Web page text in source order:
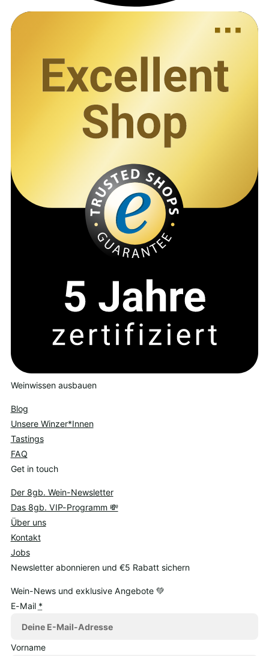
Weinwissen ausbauen
Blog
Unsere Winzer*Innen
Tastings
FAQ
Get in touch
Der 8gb. Wein-Newsletter
Das 8gb. VIP-Programm 💸
Über uns
Kontakt
Jobs
Newsletter abonnieren und €5 Rabatt sichern
Wein-News und exklusive Angebote 💚
E-Mail *
Vorname